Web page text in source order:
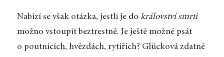
Nabízí se však otázka, jestli je do království smrti
možno vstoupit beztrestně. Je ještě možné psát
o poutnících, hvězdách, rytířích? Glücková zdatně